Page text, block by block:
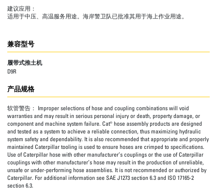
建议应用：
适用于中压、高温服务用途。海岸警卫队已批准其用于海上作业用途。
兼容型号
履带式推土机
D9R
产品规格
软管警告： Improper selections of hose and coupling combinations will void
warranties and may result in serious personal injury or death, property damage, or
component and machine system failure. Cat® hose assembly products are designed
and tested as a system to achieve a reliable connection, thus maximizing hydraulic
system safety and dependability. It is also recommended that appropriate and properly
maintained Caterpillar tooling is used to ensure hoses are crimped to specifications.
Use of Caterpillar hose with other manufacturer’s couplings or the use of Caterpillar
couplings with other manufacturer’s hose may result in the production of unreliable,
unsafe or under-performing hose assemblies. It is not recommended or authorized by
Caterpillar. For additional information see SAE J1273 section 6.3 and ISO 17165-2
section 6.3.